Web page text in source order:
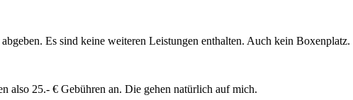
Es sind keine weiteren Leistungen enthalten. Auch kein Boxenplatz.
also 25.- € Gebühren an. Die gehen natürlich auf mich.